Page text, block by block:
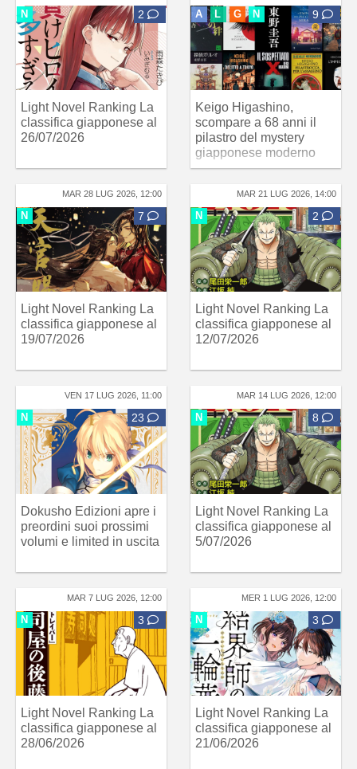
N 2
Light Novel Ranking La
classifica giapponese al
26/07/2026
A L G N 9
Keigo Higashino,
scompare a 68 anni il
pilastro del mystery
giapponese moderno
MAR 28 LUG 2026, 12:00
N 7
Light Novel Ranking La
classifica giapponese al
19/07/2026
MAR 21 LUG 2026, 14:00
N 2
Light Novel Ranking La
classifica giapponese al
12/07/2026
VEN 17 LUG 2026, 11:00
N 23
Dokusho Edizioni apre i
preordini suoi prossimi
volumi e limited in uscita
MAR 14 LUG 2026, 12:00
N 8
Light Novel Ranking La
classifica giapponese al
5/07/2026
MAR 7 LUG 2026, 12:00
N 3
Light Novel Ranking La
classifica giapponese al
28/06/2026
MER 1 LUG 2026, 12:00
N 3
Light Novel Ranking La
classifica giapponese al
21/06/2026